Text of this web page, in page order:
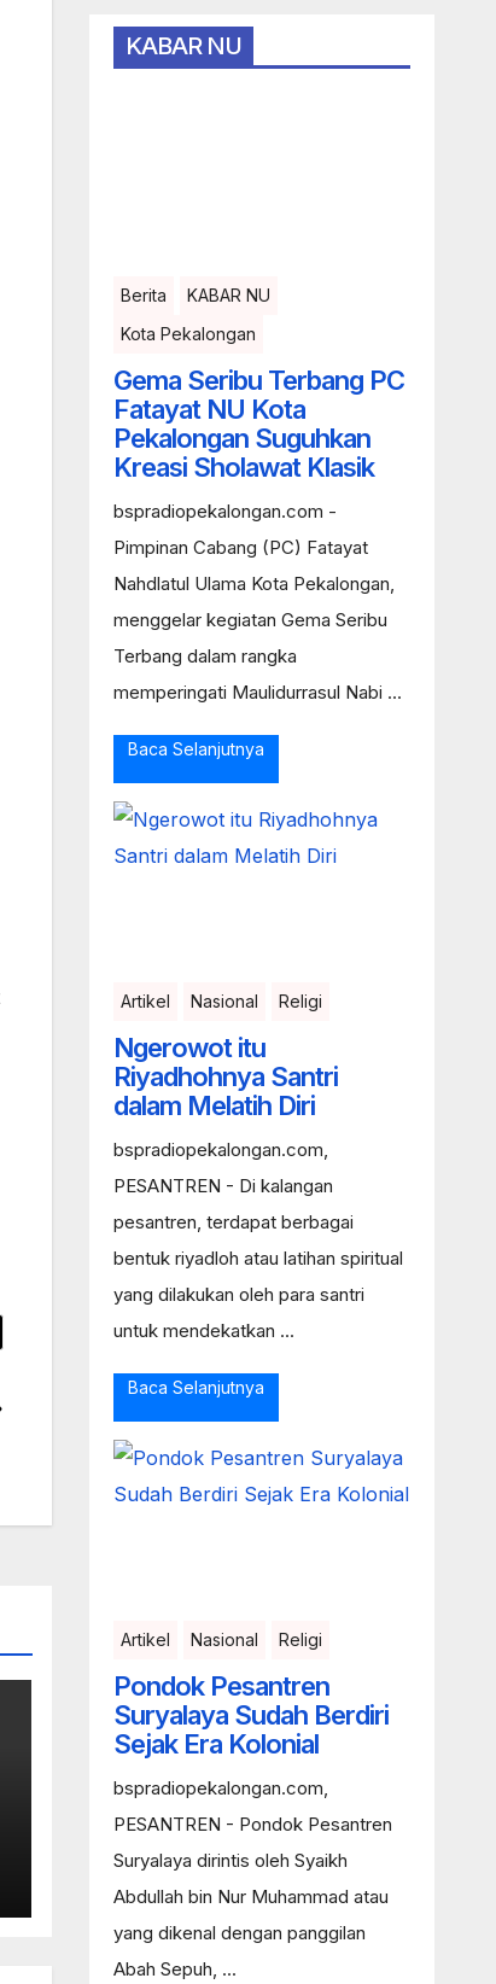
KABAR NU
Berita
KABAR NU
Kota Pekalongan
Gema Seribu Terbang PC
Fatayat NU Kota
Pekalongan Suguhkan
Kreasi Sholawat Klasik
bspradiopekalongan.com -
Pimpinan Cabang (PC) Fatayat
Nahdlatul Ulama Kota Pekalongan,
menggelar kegiatan Gema Seribu
Terbang dalam rangka
memperingati Maulidurrasul Nabi ...
Baca Selanjutnya
Artikel Nasional Religi
Ngerowot itu
Riyadhohnya Santri
dalam Melatih Diri
bspradiopekalongan.com,
PESANTREN - Di kalangan
pesantren, terdapat berbagai
bentuk riyadloh atau latihan spiritual
yang dilakukan oleh para santri
untuk mendekatkan ...
Baca Selanjutnya
Artikel Nasional Religi
Pondok Pesantren
Suryalaya Sudah Berdiri
Sejak Era Kolonial
bspradiopekalongan.com,
PESANTREN - Pondok Pesantren
Suryalaya dirintis oleh Syaikh
Abdullah bin Nur Muhammad atau
yang dikenal dengan panggilan
Abah Sepuh, ...